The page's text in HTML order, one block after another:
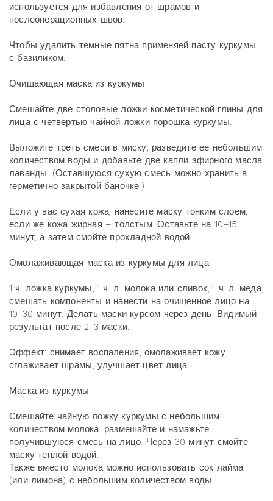
используется для избавления от шрамов и
послеоперационных швов.
Чтобы удалить темные пятна применяей пасту куркумы
с базиликом.
Очищающая маска из куркумы
Смешайте две столовые ложки косметической глины для
лица с четвертью чайной ложки порошка куркумы.
Выложите треть смеси в миску, разведите ее небольшим
количеством воды и добавьте две капли эфирного масла
лаванды. (Оставшуюся сухую смесь можно хранить в
герметично закрытой баночке.)
Если у вас сухая кожа, нанесите маску тонким слоем,
если же кожа жирная – толстым. Оставьте на 10–15
минут, а затем смойте прохладной водой.
Омолаживающая маска из куркумы для лица
1 ч. ложка куркумы‚ 1 ч. л. молока или сливок‚ 1 ч. л. меда‚
смешать компоненты и нанести на очищенное лицо на
10-30 минут. Делать маски курсом через день. Видимый
результат после 2-3 маски.
Эффект: снимает воспаления‚ омолаживает кожу‚
сглаживает шрамы‚ улучшает цвет лица.
Маска из куркумы
Смешайте чайную ложку куркумы с небольшим
количеством молока‚ размешайте и намажьте
получившуюся смесь на лицо. Через 30 минут смойте
маску теплой водой.
Также вместо молока можно использовать сок лайма
(или лимона) с небольшим количеством воды.